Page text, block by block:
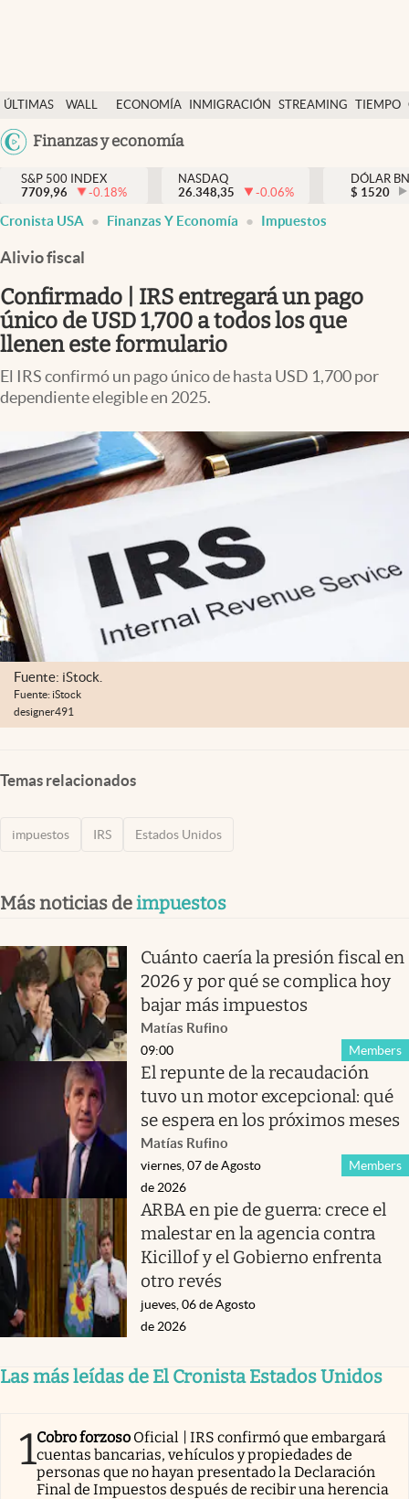
ÚLTIMAS
NOTICIAS
WALL
DÓLAR
ECONOMÍA INMIGRACIÓN STREAMING TIEMPO
México
Finanzas y economía
Finanzas y economía
Wall Street y dólar
Inmigración
Espiritual
Streaming
PC y mobile
USA
S&P 500 INDEX
7709,96
-0.18%
NASDAQ
26.348,35
-0.06%
DÓLAR
$ 1520
Cronista USA Finanzas Y Economía Impuestos
Alivio fiscal
Confirmado | IRS entregará un pago
único de USD 1,700 a todos los que
llenen este formulario
El IRS confirmó un pago único de hasta USD 1,700 por
dependiente elegible en 2025.
Fuente: iStock.
Fuente: iStock
designer491
Temas relacionados
impuestos IRS Estados Unidos
Más noticias deimpuestos
Cuánto caería la presión fiscal en
2026 y por qué se complica hoy
bajar más impuestos
Matías Rufino
Members
09:00
El repunte de la recaudación
tuvo un motor excepcional: qué
se espera en los próximos meses
Matías Rufino
Members
viernes, 07 de Agosto
de 2026
ARBA en pie de guerra: crece el
malestar en la agencia contra
Kicillof y el Gobierno enfrenta
otro revés
jueves, 06 de Agosto
de 2026
Las más leídas de El Cronista Estados Unidos
1Cobro forzoso Oficial | IRS confirmó que embargará
cuentas bancarias, vehículos y propiedades de
personas que no hayan presentado la Declaración
Final de Impuestos después de recibir una herencia